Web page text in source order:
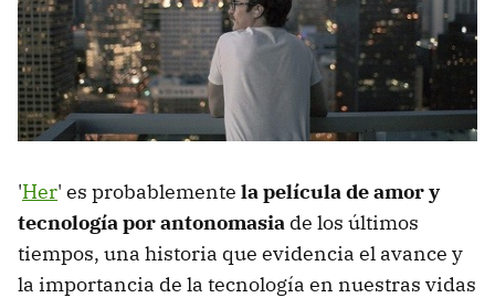
'Her' es probablemente la película de amor y
tecnología por antonomasia de los últimos
tiempos, una historia que evidencia el avance y
la importancia de la tecnología en nuestras vidas